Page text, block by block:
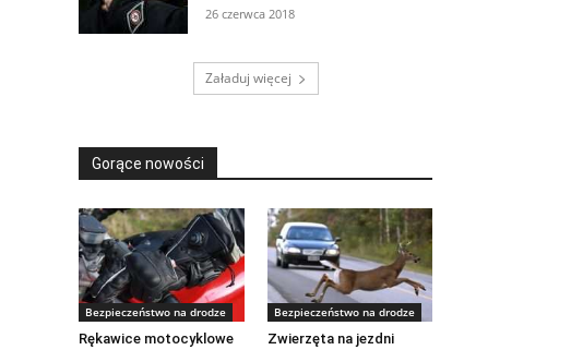
26 czerwca 2018
Załaduj więcej
Gorące nowości
Bezpieczeństwo na drodze
Rękawice motocyklowe
Bezpieczeństwo na drodze
Zwierzęta na jezdni